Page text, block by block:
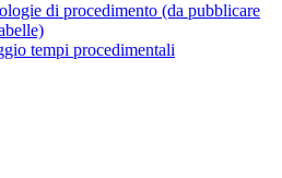
di procedimento (da pubblicare
tempi procedimentali